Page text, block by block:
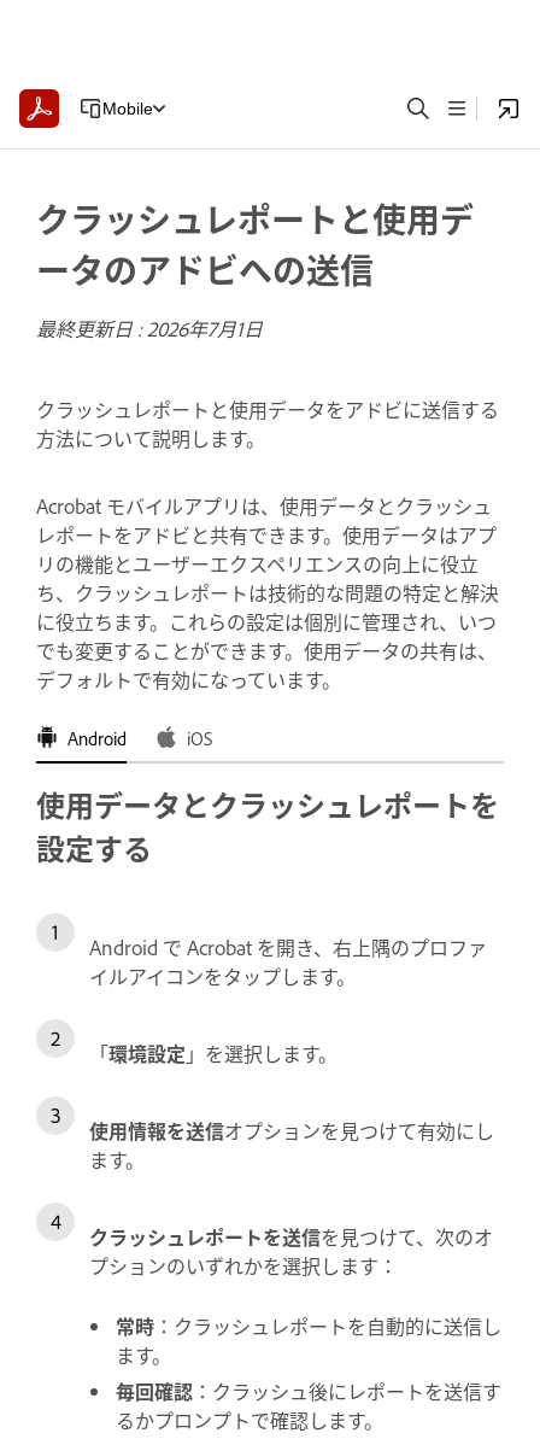
Mobile
クラッシュレポートと使用デ
ータのアドビへの送信
最終更新日 :2026年7月1日
クラッシュレポートと使用データをアドビに送信する
方法について説明します。
Acrobat モバイルアプリは、使用データとクラッシュ
レポートをアドビと共有できます。使用データはアプ
リの機能とユーザーエクスペリエンスの向上に役立
ち、クラッシュレポートは技術的な問題の特定と解決
に役立ちます。これらの設定は個別に管理され、いつ
でも変更することができます。使用データの共有は、
デフォルトで有効になっています。
Android iOS
使用データとクラッシュレポートを
設定する
Android で Acrobat を開き、右上隅のプロファ
イルアイコンをタップします。
「環境設定 」を選択します。
使用情報を送信オプションを見つけて有効にし
ます。
クラッシュレポートを送信を見つけて、次のオ
プションのいずれかを選択します：
常時 ：クラッシュレポートを自動的に送信し
ます。
毎回確認 ：クラッシュ後にレポートを送信す
るかプロンプトで確認します。